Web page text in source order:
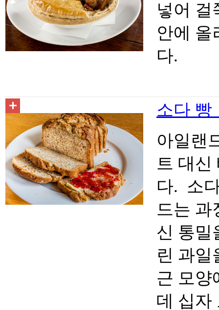
넣어 걸
안에 올
다.
소다 빵
아일랜
트 대신
다. 소
드는 과
신 통밀
린 과일
근 모양
데 십자